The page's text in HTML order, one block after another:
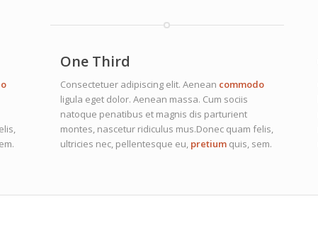
One Third
Consectetuer adipiscing elit. Aenean commodo
ligula eget dolor. Aenean massa. Cum sociis
natoque penatibus et magnis dis parturient
montes, nascetur ridiculus mus.Donec quam felis,
ultricies nec, pellentesque eu, pretiumquis, sem.